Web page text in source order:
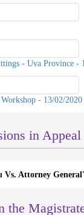
- Uva Province -
- 13/02/2020
in
Attorney
the